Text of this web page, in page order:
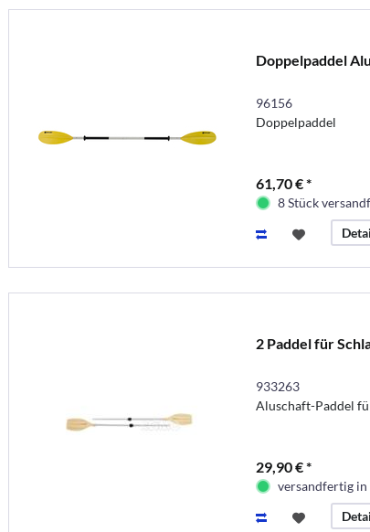
Doppelpaddel
96156
Doppelpaddel
61,70 € *
8 Stück
2 Paddel für
933263
Aluschaft-Paddel
29,90 € *
versandfertig in